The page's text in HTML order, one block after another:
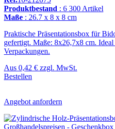
Produktbestand : 6 300 Artikel
Maße : 26.7 x 8 x 8 cm
Praktische Präsentationsbox für
gefertigt. Maße: 8x26,7x8 cm. Ideal
Verpackungen.
Aus 0,42 € zzgl. MwSt.
Bestellen
Angebot anfordern